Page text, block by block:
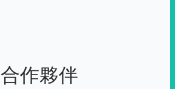
合作夥伴